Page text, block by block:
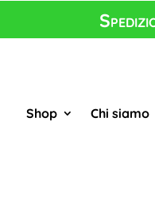
Shop Chi siamo